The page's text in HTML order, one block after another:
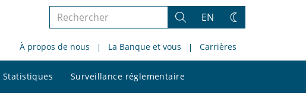
Rechercher
le
site
Rechercher
EN
Changez
thème
À propos de nous La Banque et vous Carrières
Statistiques Surveillance réglementaire
le